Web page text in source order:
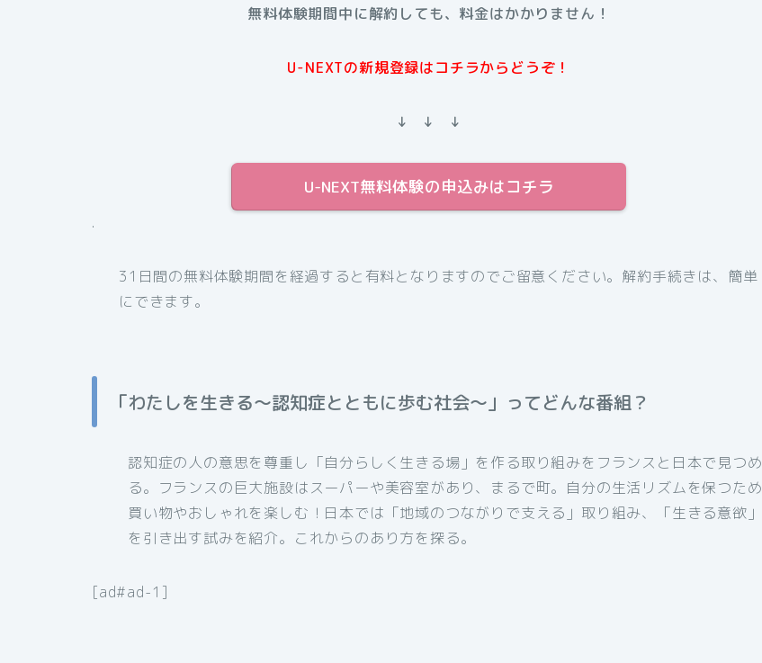
無料体験期間中に解約しても、料金はかかりません！
U-NEXTの新規登録はコチラからどうぞ！
↓ ↓ ↓
U-NEXT無料体験の申込みはコチラ
.
31日間の無料体験期間を経過すると有料となりますのでご留意ください。解約手続きは、簡単
にできます。
「わたしを生きる〜認知症とともに歩む社会〜」ってどんな番組？
認知症の人の意思を尊重し「自分らしく生きる場」を作る取り組みをフランスと日本で見つめ
る。フランスの巨大施設はスーパーや美容室があり、まるで町。自分の生活リズムを保つため
買い物やおしゃれを楽しむ！日本では「地域のつながりで支える」取り組み、「生きる意欲」
を引き出す試みを紹介。これからのあり方を探る。
[ad#ad-1]